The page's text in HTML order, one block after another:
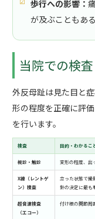
歩行への影響：
が及ぶこともある
当院での検
外反母趾は見た目と
形の程度を正確に評
を行います。
検査 目的・わかるこ
視診・触診 変形の程度、出
X線（レントゲ
ン）検査
立った状態で撮
針の決定に最も
超音波検査
（エコー）
付け根の関節周